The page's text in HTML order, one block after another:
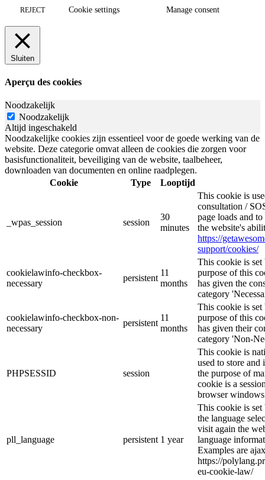
REJECT Cookie settings Manage consent
Sluiten
Aperçu des cookies
Noodzakelijk
Noodzakelijk
Altijd ingeschakeld
Noodzakelijke cookies zijn essentieel voor de goede werking van de
website. Deze categorie omvat alleen de cookies die zorgen voor
basisfunctionaliteit, beveiliging van de website, taalbeheer,
downloaden van documenten en online raadplegen.
Cookie
Type Looptijd
_wpas_session session
30
minutes
This cookie is
consultation /
page loads and
the website's
https://
support/cookies/
cookielawinfo-checkbox-
necessary
persistent
11
months
This cookie is
purpose of this
has given the
category
cookielawinfo-checkbox-non-
necessary
persistent
11
months
This cookie is
purpose of this
has given their
category 'Non-
PHPSESSID session
This cookie is
used to store
the purpose of
cookie is a
browser
pll_language persistent 1 year
This cookie is set
the language
visit again the
language
Examples are
https://
eu-cookie-law/